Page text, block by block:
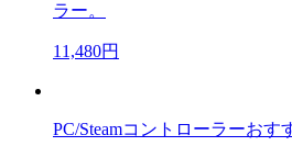
ラー。
11,480円
PC/Steamコントローラーおす